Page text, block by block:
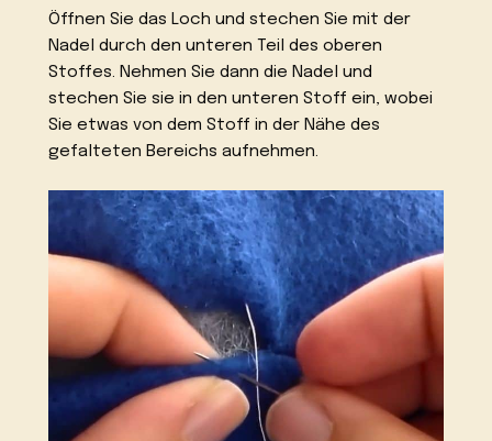
Öffnen Sie das Loch und stechen Sie mit der
Nadel durch den unteren Teil des oberen
Stoffes. Nehmen Sie dann die Nadel und
stechen Sie sie in den unteren Stoff ein, wobei
Sie etwas von dem Stoff in der Nähe des
gefalteten Bereichs aufnehmen.